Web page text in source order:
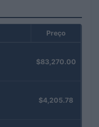
Preço
$83,270.00
$4,205.78